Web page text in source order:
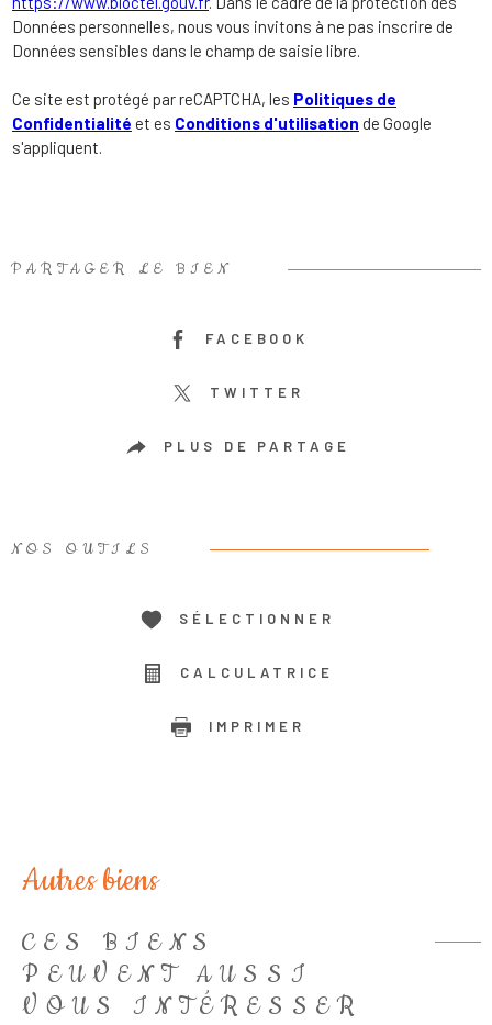
Données personnelles, nous vous invitons à ne pas inscrire de
Données sensibles dans le champ de saisie libre.
Ce site est protégé par reCAPTCHA, les Politiques de
Confidentialité et es Conditions d'utilisation de Google
s'appliquent.
PARTAGER LE BIEN
FACEBOOK
TWITTER
PLUS DE PARTAGE
NOS OUTILS
SÉLECTIONNER
CALCULATRICE
IMPRIMER
Autres biens
CES BIENS
PEUVENT AUSSI
VOUS INTÉRESSER